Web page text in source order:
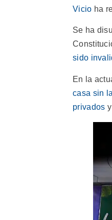
Vicio ha
Se ha
sido
En la
casa sin
privados